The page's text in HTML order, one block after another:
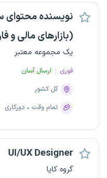
نویسنده محتوای
(بازارهای مالی و
یک مجموعه معتبر
فوری
ارسال آسان
کل کشور
تمام وقت
دورکاری
UI/UX Designer
گروه کایا